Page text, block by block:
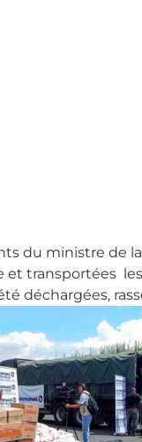
du ministre de
et transportées
déchargées,